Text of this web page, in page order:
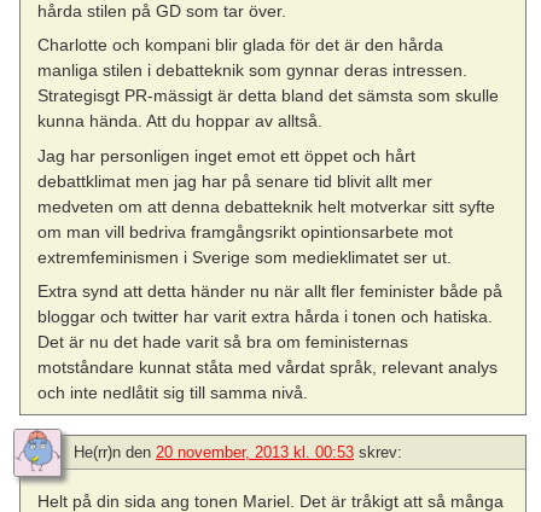
hårda stilen på GD som tar över.
Charlotte och kompani blir glada för det är den hårda
manliga stilen i debatteknik som gynnar deras intressen.
Strategisgt PR-mässigt är detta bland det sämsta som skulle
kunna hända. Att du hoppar av alltså.
Jag har personligen inget emot ett öppet och hårt
debattklimat men jag har på senare tid blivit allt mer
medveten om att denna debatteknik helt motverkar sitt syfte
om man vill bedriva framgångsrikt opintionsarbete mot
extremfeminismen i Sverige som medieklimatet ser ut.
Extra synd att detta händer nu när allt fler feminister både på
bloggar och twitter har varit extra hårda i tonen och hatiska.
Det är nu det hade varit så bra om feministernas
motståndare kunnat ståta med vårdat språk, relevant analys
och inte nedlåtit sig till samma nivå.
He(rr)n den 20 november, 2013 kl. 00:53 skrev:
Helt på din sida ang tonen Mariel. Det är tråkigt att så många